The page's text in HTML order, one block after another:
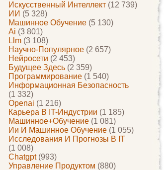
Искусственный Интеллект (12 739)
ИИ (5 328)
Машинное Обучение (5 130)
Ai (3 801)
Llm (3 108)
Научно-Популярное (2 657)
Нейросети (2 453)
Будущее Здесь (2 359)
Программирование (1 540)
Информационная Безопасность
(1 332)
Openai (1 216)
Карьера В IT-Индустрии (1 185)
Машинное+обучение (1 081)
Ии И Машинное Обучение (1 055)
Исследования И Прогнозы В IT
(1 008)
Chatgpt(993)
Управление Продуктом (880)